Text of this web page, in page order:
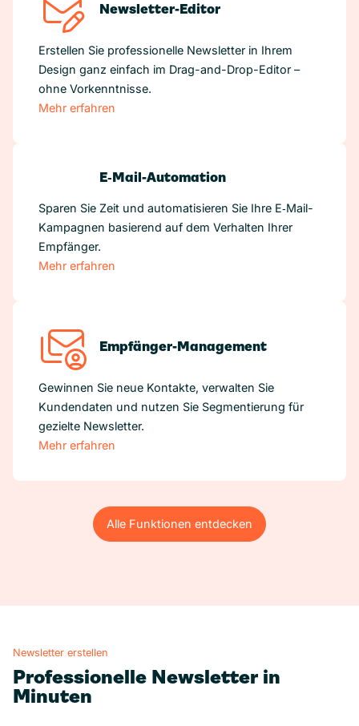
Newsletter-Editor
Erstellen Sie professionelle Newsletter in Ihrem
Design ganz einfach im Drag-and-Drop-Editor –
ohne Vorkenntnisse.
Mehr erfahren
E‑Mail-Automation
Sparen Sie Zeit und automatisieren Sie Ihre E‑Mail-
Kampagnen basierend auf dem Verhalten Ihrer
Empfänger.
Mehr erfahren
Empfänger-Management
Gewinnen Sie neue Kontakte, verwalten Sie
Kundendaten und nutzen Sie Segmentierung für
gezielte Newsletter.
Mehr erfahren
Alle Funktionen entdecken
Alle Funktionen entdecken
Newsletter erstellen
Professionelle Newsletter in
Minuten